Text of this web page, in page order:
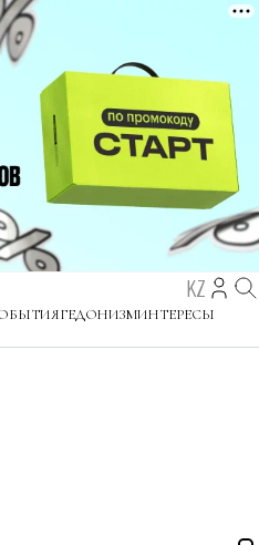
KZ
ГЕДОНИЗМИНТЕРЕСЫ